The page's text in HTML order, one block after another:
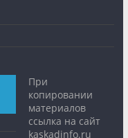
При
копировании
материалов
ссылка на сайт
kaskadinfo.ru